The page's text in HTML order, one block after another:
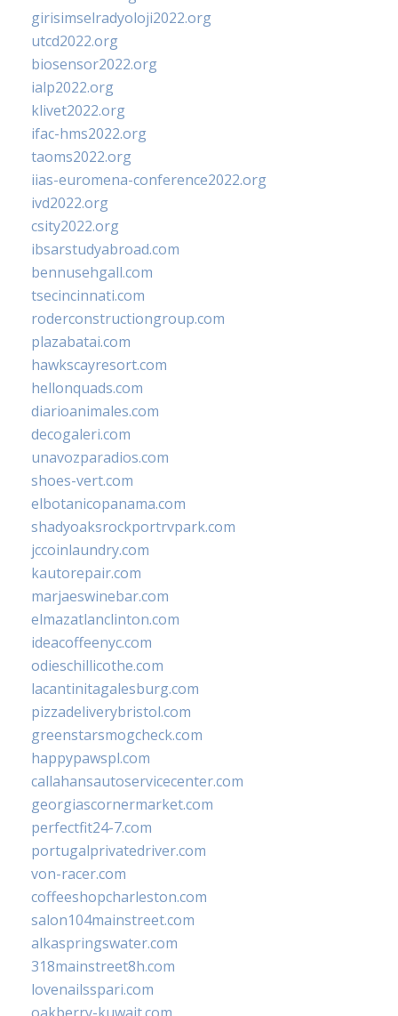
girisimselradyoloji2022.org
utcd2022.org
biosensor2022.org
ialp2022.org
klivet2022.org
ifac-hms2022.org
taoms2022.org
iias-euromena-conference2022.org
ivd2022.org
csity2022.org
ibsarstudyabroad.com
bennusehgall.com
tsecincinnati.com
roderconstructiongroup.com
plazabatai.com
hawkscayresort.com
hellonquads.com
diarioanimales.com
decogaleri.com
unavozparadios.com
shoes-vert.com
elbotanicopanama.com
shadyoaksrockportrvpark.com
jccoinlaundry.com
kautorepair.com
marjaeswinebar.com
elmazatlanclinton.com
ideacoffeenyc.com
odieschillicothe.com
lacantinitagalesburg.com
pizzadeliverybristol.com
greenstarsmogcheck.com
happypawspl.com
callahansautoservicecenter.com
georgiascornermarket.com
perfectfit24-7.com
portugalprivatedriver.com
von-racer.com
coffeeshopcharleston.com
salon104mainstreet.com
alkaspringswater.com
318mainstreet8h.com
lovenailsspari.com